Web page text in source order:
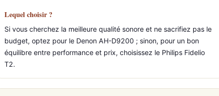
Lequel choisir ?
Si vous cherchez la meilleure qualité sonore et ne sacrifiez pas le
budget, optez pour le Denon AH-D9200 ; sinon, pour un bon
équilibre entre performance et prix, choisissez le Philips Fidelio
T2.